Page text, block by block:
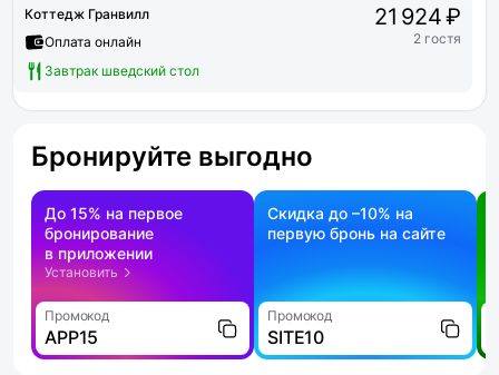
Коттедж Гранвилл
Оплата онлайн
Завтрак шведский стол
21 924 ₽
2 гостя
Бронируйте выгодно
До 15% на первое
бронирование
в приложении
Установить
Промокод
APP15
Скидка до –10% на
первую бронь на сайте
Промокод
SITE10